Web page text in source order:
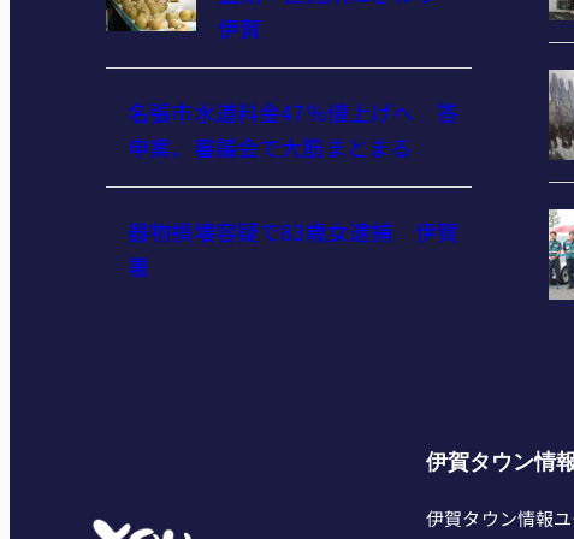
伊賀
名張市水道料金47％値上げへ 答
申案、審議会で大筋まとまる
器物損壊容疑で83歳女逮捕 伊賀
署
伊賀タウン情
伊賀タウン情報